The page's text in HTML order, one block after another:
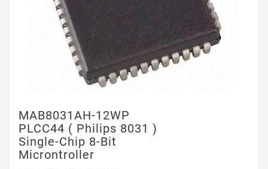
MAB8031AH-12WP
PLCC44 ( Philips 8031 )
Single-Chip 8-Bit
Microntroller